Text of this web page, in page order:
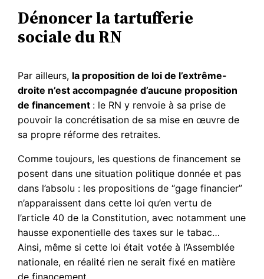
Dénoncer la tartufferie
sociale du RN
Par ailleurs, la proposition de loi de l’extrême-
droite n’est accompagnée d’aucune proposition
de financement : le RN y renvoie à sa prise de
pouvoir la concrétisation de sa mise en œuvre de
sa propre réforme des retraites.
Comme toujours, les questions de financement se
posent dans une situation politique donnée et pas
dans l’absolu : les propositions de “gage financier”
n’apparaissent dans cette loi qu’en vertu de
l’article 40 de la Constitution, avec notamment une
hausse exponentielle des taxes sur le tabac…
Ainsi, même si cette loi était votée à l’Assemblée
nationale, en réalité rien ne serait fixé en matière
de financement.